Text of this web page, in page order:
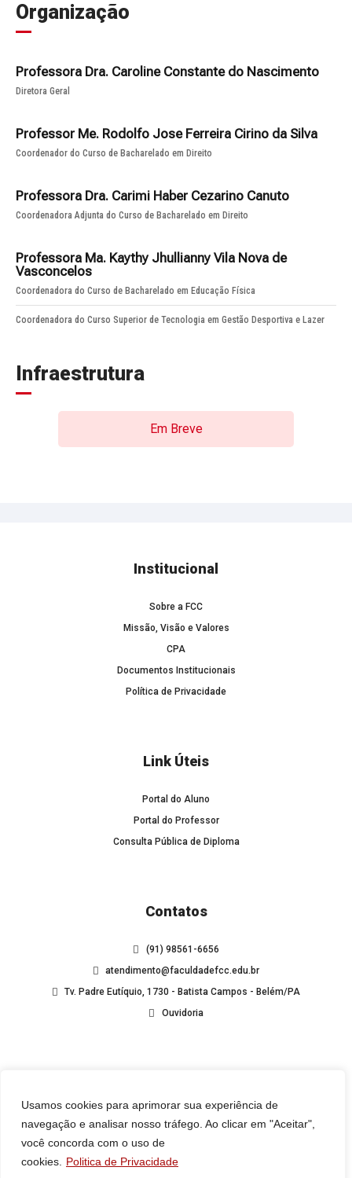
Usamos cookies para aprimorar sua experiência de
navegação e analisar nosso tráfego. Ao clicar em "Aceitar",
você concorda com o uso de
cookies.
Politica de Privacidade
Organização
Professora Dra. Caroline Constante do Nascimento
Diretora Geral
Professor Me. Rodolfo Jose Ferreira Cirino da Silva
Coordenador do Curso de Bacharelado em Direito
Professora Dra. Carimi Haber Cezarino Canuto
Coordenadora Adjunta do Curso de Bacharelado em Direito
Professora Ma. Kaythy Jhullianny Vila Nova de
Vasconcelos
Coordenadora do Curso de Bacharelado em Educação Física
Coordenadora do Curso Superior de Tecnologia em Gestão Desportiva e Lazer
Infraestrutura
Em Breve
Institucional
Sobre a FCC
Missão, Visão e Valores
CPA
Documentos Institucionais
Política de Privacidade
Link Úteis
Portal do Aluno
Portal do Professor
Consulta Pública de Diploma
Contatos
(91) 98561-6656
atendimento@faculdadefcc.edu.br
Tv. Padre Eutíquio, 1730 - Batista Campos - Belém/PA
Ouvidoria